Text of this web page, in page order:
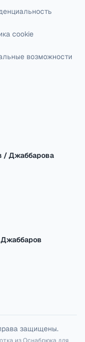
cookie
возможности
/ Джаббарова
защищены.